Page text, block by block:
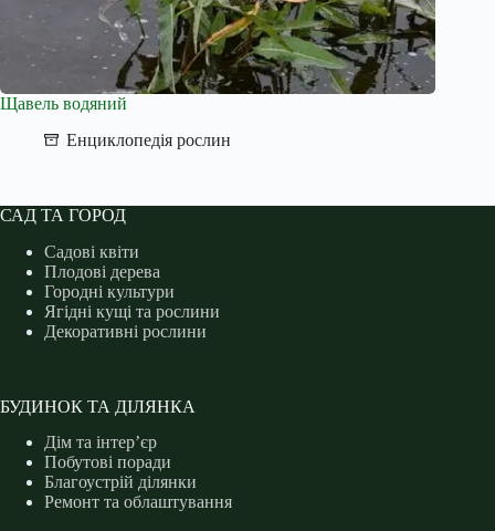
Щавель водяний
Енциклопедія рослин
САД ТА ГОРОД
Садові квіти
Плодові дерева
Городні культури
Ягідні кущі та рослини
Декоративні рослини
БУДИНОК ТА ДІЛЯНКА
Дім та інтер’єр
Побутові поради
Благоустрій ділянки
Ремонт та облаштування